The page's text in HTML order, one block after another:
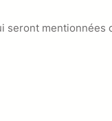
seront